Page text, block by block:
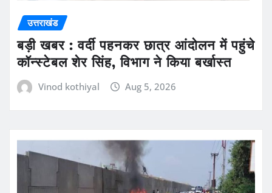
उत्तराखंड
बड़ी खबर : वर्दी पहनकर छात्र आंदोलन में पहुंचे
कॉन्स्टेबल शेर सिंह, विभाग ने किया बर्खास्त
Vinod kothiyal Aug 5, 2026